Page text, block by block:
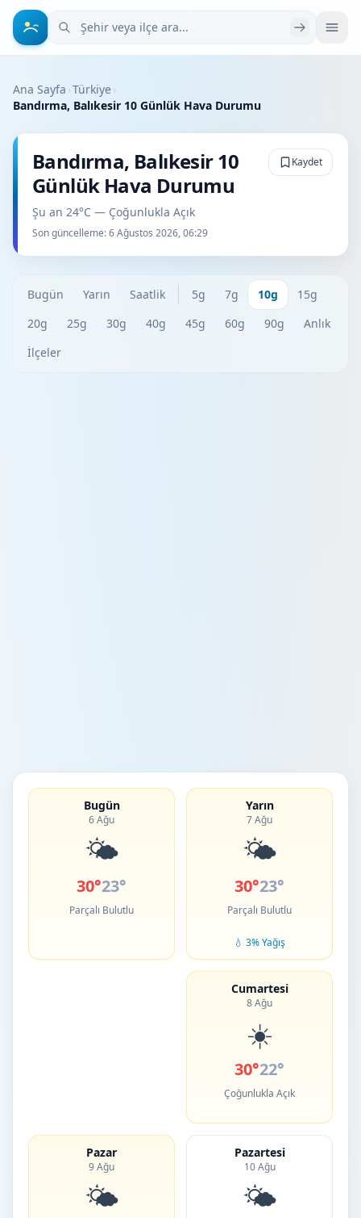
Şehir veya ilçe ara
Ana Sayfa ›Türkiye›
Bandırma, Balıkesir 10 Günlük Hava Durumu
Bandırma, Balıkesir 10
Günlük Hava Durumu
Şu an 24°C — Çoğunlukla Açık
Son güncelleme:6 Ağustos 2026, 06:29
Kaydet
Bugün Yarın Saatlik 5g 7g 10g
15g
20g
25g 30g 40g 45g 60g 90g
Anlık
İlçeler
Bugün
6 Ağu
🌤️
30°23°
Parçalı Bulutlu
Yarın
7 Ağu
🌤️
30°23°
Parçalı Bulutlu
💧 3% Yağış
Cumartesi
8 Ağu
☀️
30°22°
Çoğunlukla Açık
Pazar
9 Ağu
🌤️
Pazartesi
10 Ağu
🌤️